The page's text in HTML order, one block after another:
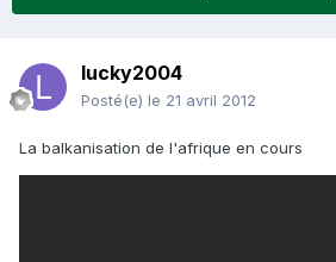
lucky2004
Posté(e) le 21 avril 2012
La balkanisation de l'afrique en cours